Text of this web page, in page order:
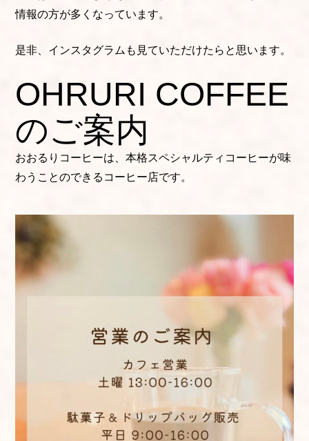
情報の方が多くなっています。
是非、インスタグラムも見ていただけたらと思います。
OHRURI COFFEE
のご案内
おおるりコーヒーは、本格スペシャルティコーヒーが味
わうことのできるコーヒー店です。